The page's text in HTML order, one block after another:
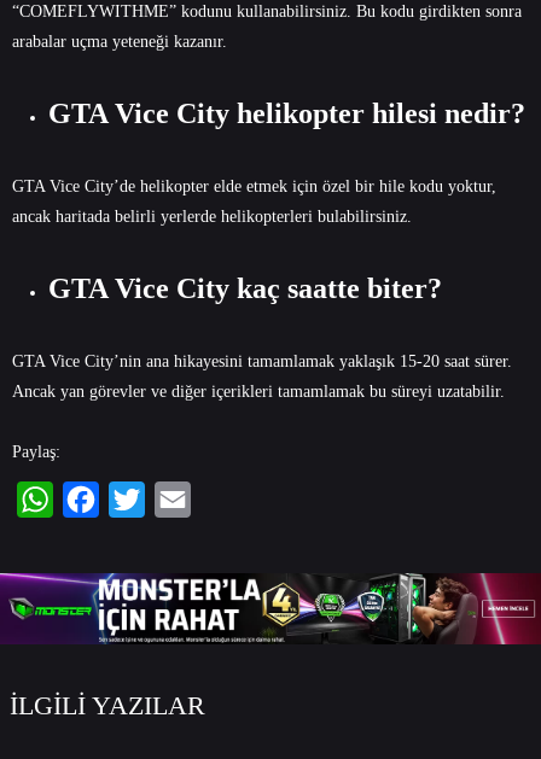
“COMEFLYWITHME” kodunu kullanabilirsiniz. Bu kodu girdikten sonra
arabalar uçma yeteneği kazanır.
GTA Vice City helikopter hilesi nedir?
GTA Vice City’de helikopter elde etmek için özel bir hile kodu yoktur,
ancak haritada belirli yerlerde helikopterleri bulabilirsiniz.
GTA Vice City kaç saatte biter?
GTA Vice City’nin ana hikayesini tamamlamak yaklaşık 15-20 saat sürer.
Ancak yan görevler ve diğer içerikleri tamamlamak bu süreyi uzatabilir.
Paylaş:
İLGİLİ YAZILAR